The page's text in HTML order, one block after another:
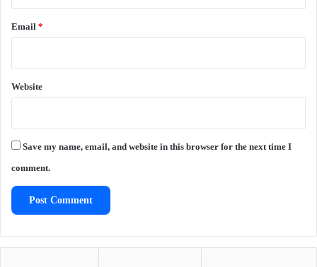
Email *
Website
Save my name, email, and website in this browser for the next time I
comment.